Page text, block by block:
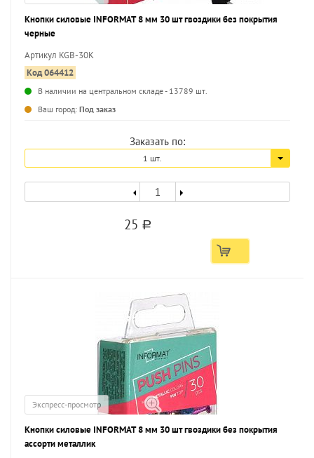
Кнопки силовые INFORMAT 8 мм 30 шт гвоздики без покрытия
черные
Артикул KGB-30K
Код 064412
В наличии на центральном складе - 13789 шт.
Ваш город: Под заказ
Заказать по:
1 шт.
25 a
Экспресс-просмотр
Кнопки силовые INFORMAT 8 мм 30 шт гвоздики без покрытия
ассорти металлик